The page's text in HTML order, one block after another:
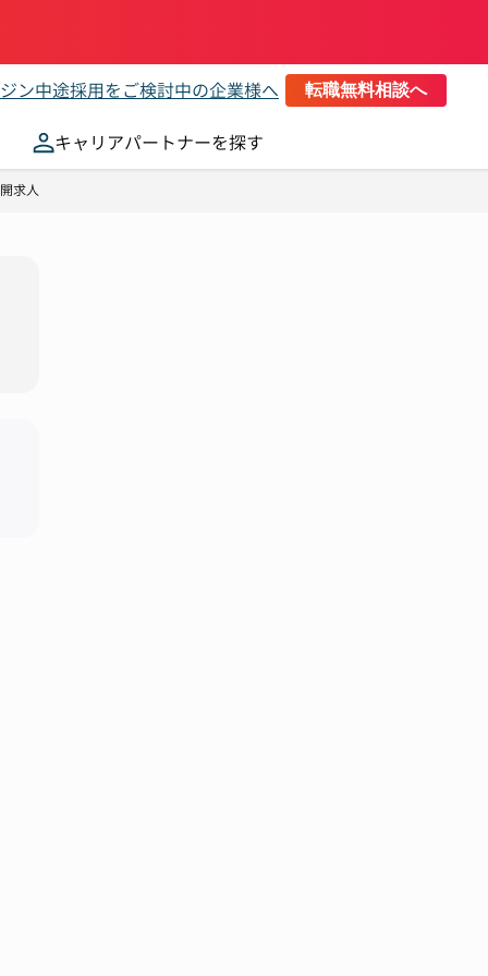
ン中途採用をご検討中の企業様へ 転職無料相談へ
キャリアパートナーを探す
求人